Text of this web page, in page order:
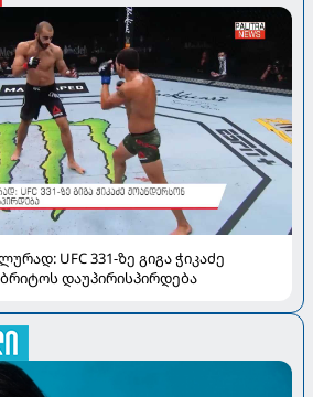
UFC 331-ზე გიგა ჭიკაძე
დაუპირისპირდება